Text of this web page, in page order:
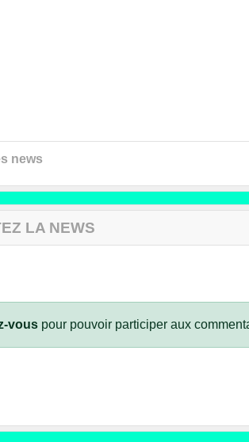
news
LA NEWS
vous pour pouvoir participer aux